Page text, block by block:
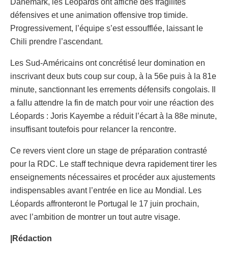
Danemark, les Léopards ont affiché des fragilités
défensives et une animation offensive trop timide.
Progressivement, l’équipe s’est essoufflée, laissant le
Chili prendre l’ascendant.
Les Sud-Américains ont concrétisé leur domination en
inscrivant deux buts coup sur coup, à la 56e puis à la 81e
minute, sanctionnant les errements défensifs congolais. Il
a fallu attendre la fin de match pour voir une réaction des
Léopards : Joris Kayembe a réduit l’écart à la 88e minute,
insuffisant toutefois pour relancer la rencontre.
Ce revers vient clore un stage de préparation contrasté
pour la RDC. Le staff technique devra rapidement tirer les
enseignements nécessaires et procéder aux ajustements
indispensables avant l’entrée en lice au Mondial. Les
Léopards affronteront le Portugal le 17 juin prochain,
avec l’ambition de montrer un tout autre visage.
|Rédaction